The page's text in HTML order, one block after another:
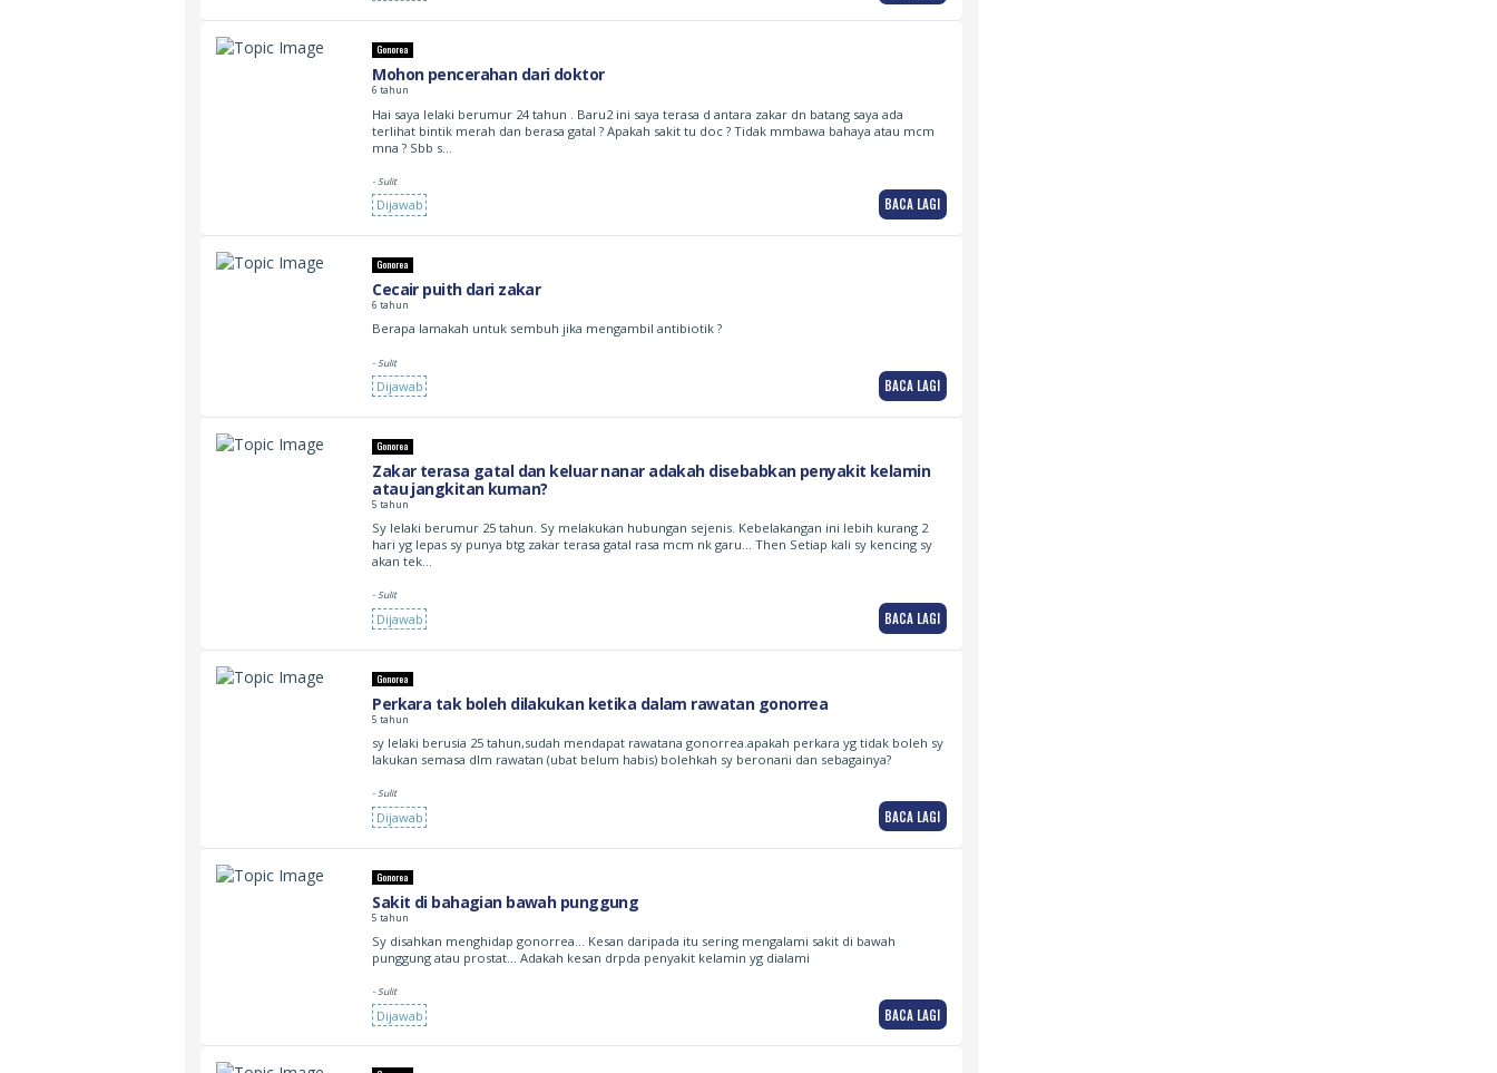
Gonorea
Mohon pencerahan dari doktor
6 tahun
Hai saya lelaki berumur 24 tahun . Baru2 ini saya terasa d antara zakar dn batang saya ada
terlihat bintik merah dan berasa gatal ? Apakah sakit tu doc ? Tidak mmbawa bahaya atau mcm
mna ? Sbb s…
- Sulit
Dijawab BACA LAGI
Gonorea
Cecair puith dari zakar
6 tahun
Berapa lamakah untuk sembuh jika mengambil antibiotik ?
- Sulit
Dijawab BACA LAGI
Gonorea
Zakar terasa gatal dan keluar nanar adakah disebabkan penyakit kelamin
atau jangkitan kuman?
5 tahun
Sy lelaki berumur 25 tahun. Sy melakukan hubungan sejenis. Kebelakangan ini lebih kurang 2
hari yg lepas sy punya btg zakar terasa gatal rasa mcm nk garu… Then Setiap kali sy kencing sy
akan tek…
- Sulit
Dijawab BACA LAGI
Gonorea
Perkara tak boleh dilakukan ketika dalam rawatan gonorrea
5 tahun
sy lelaki berusia 25 tahun,sudah mendapat rawatana gonorrea.apakah perkara yg tidak boleh sy
lakukan semasa dlm rawatan (ubat belum habis) bolehkah sy beronani dan sebagainya?
- Sulit
Dijawab BACA LAGI
Gonorea
Sakit di bahagian bawah punggung
5 tahun
Sy disahkan menghidap gonorrea… Kesan daripada itu sering mengalami sakit di bawah
punggung atau prostat… Adakah kesan drpda penyakit kelamin yg dialami
- Sulit
Dijawab BACA LAGI